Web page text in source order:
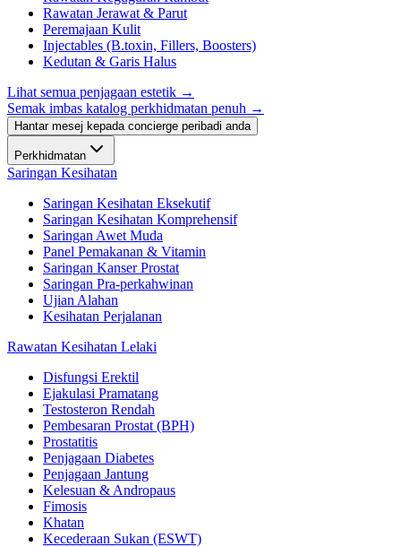
Rawatan Jerawat & Parut
Peremajaan Kulit
Injectables (B.toxin, Fillers, Boosters)
Kedutan & Garis Halus
Lihat semua penjagaan estetik →
Semak imbas katalog perkhidmatan penuh →
Hantar mesej kepada concierge peribadi anda
Perkhidmatan
Saringan Kesihatan
Saringan Kesihatan Eksekutif
Saringan Kesihatan Komprehensif
Saringan Awet Muda
Panel Pemakanan & Vitamin
Saringan Kanser Prostat
Saringan Pra-perkahwinan
Ujian Alahan
Kesihatan Perjalanan
Rawatan Kesihatan Lelaki
Disfungsi Erektil
Ejakulasi Pramatang
Testosteron Rendah
Pembesaran Prostat (BPH)
Prostatitis
Penjagaan Diabetes
Penjagaan Jantung
Kelesuan & Andropaus
Fimosis
Khatan
Kecederaan Sukan (ESWT)